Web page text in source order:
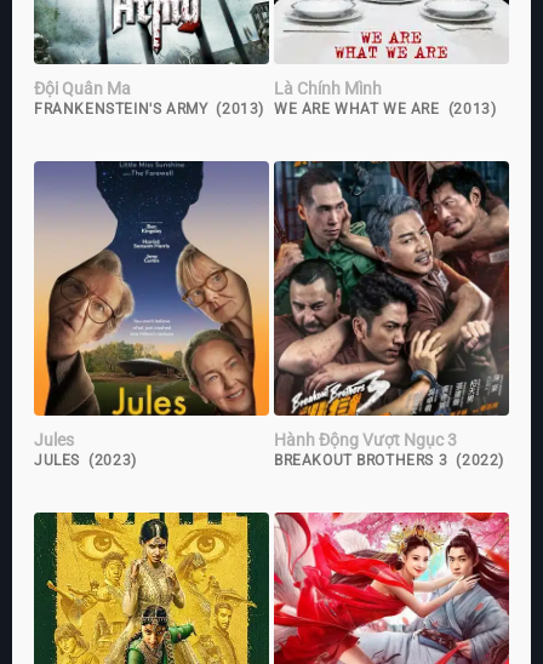
Đội Quân Ma
FRANKENSTEIN'S ARMY (2013)
Là Chính Mình
WE ARE WHAT WE ARE (2013)
Jules
JULES (2023)
Hành Động Vượt Ngục 3
BREAKOUT BROTHERS 3 (2022)